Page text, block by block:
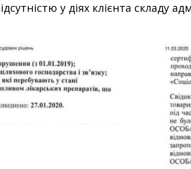
у діях клієнта складу